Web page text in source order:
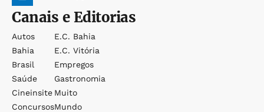
Canais e Editorias
Autos
Bahia
Brasil
Saúde
Cineinsite
Concursos
E.c. Bahia
E.c. Vitória
Empregos
Gastronomia
Muito
Mundo